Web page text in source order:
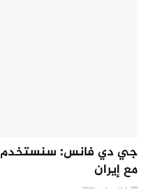
جي دي فانس: سنستخدم
مع إيران